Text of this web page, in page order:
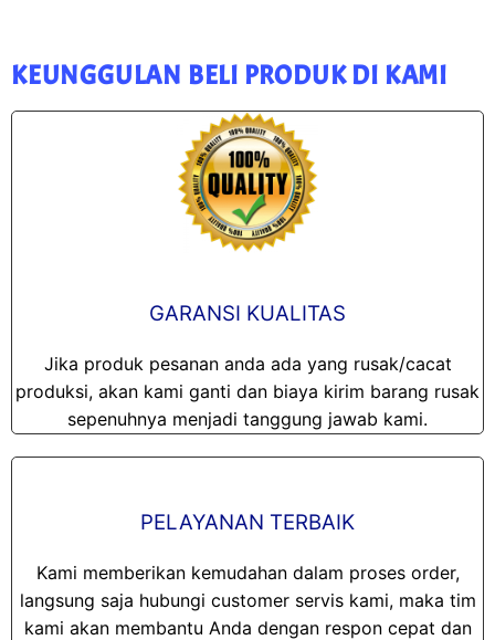
KEUNGGULAN BELI PRODUK DI KAMI
GARANSI KUALITAS
Jika produk pesanan anda ada yang rusak/cacat
produksi, akan kami ganti dan biaya kirim barang rusak
sepenuhnya menjadi tanggung jawab kami.
PELAYANAN TERBAIK
Kami memberikan kemudahan dalam proses order,
langsung saja hubungi customer servis kami, maka tim
kami akan membantu Anda dengan respon cepat dan